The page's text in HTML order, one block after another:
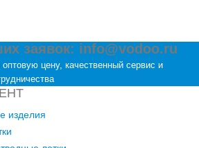
заявок: info@vodoo.ru
цену, качественный сервис и
изделия